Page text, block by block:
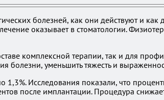
болезней, как они действуют и
оказывает в стоматологии.
комплексной терапии, так и для
болезни, уменьшить тяжесть и
Исследования показали, что
после имплантации. Процедура